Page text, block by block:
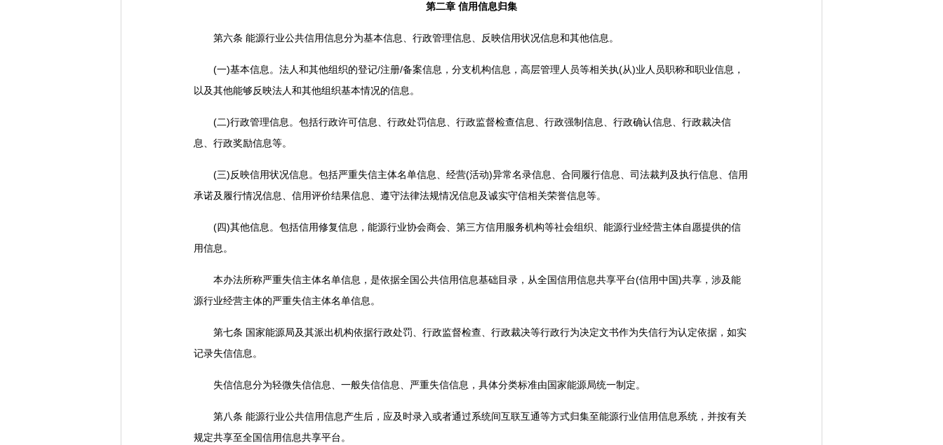
第二章 信用信息归集
第六条 能源行业公共信用信息分为基本信息、行政管理信息、反映信用状况信息和其他信息。
(一)基本信息。法人和其他组织的登记/注册/备案信息，分支机构信息，高层管理人员等相关执(从)业人员职称和职业信息，
以及其他能够反映法人和其他组织基本情况的信息。
(二)行政管理信息。包括行政许可信息、行政处罚信息、行政监督检查信息、行政强制信息、行政确认信息、行政裁决信
息、行政奖励信息等。
(三)反映信用状况信息。包括严重失信主体名单信息、经营(活动)异常名录信息、合同履行信息、司法裁判及执行信息、信用
承诺及履行情况信息、信用评价结果信息、遵守法律法规情况信息及诚实守信相关荣誉信息等。
(四)其他信息。包括信用修复信息，能源行业协会商会、第三方信用服务机构等社会组织、能源行业经营主体自愿提供的信
用信息。
本办法所称严重失信主体名单信息，是依据全国公共信用信息基础目录，从全国信用信息共享平台(信用中国)共享，涉及能
源行业经营主体的严重失信主体名单信息。
第七条 国家能源局及其派出机构依据行政处罚、行政监督检查、行政裁决等行政行为决定文书作为失信行为认定依据，如实
记录失信信息。
失信信息分为轻微失信信息、一般失信信息、严重失信信息，具体分类标准由国家能源局统一制定。
第八条 能源行业公共信用信息产生后，应及时录入或者通过系统间互联互通等方式归集至能源行业信用信息系统，并按有关
规定共享至全国信用信息共享平台。